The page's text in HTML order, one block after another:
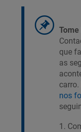
Tome
que
as
carro.
nos
1.